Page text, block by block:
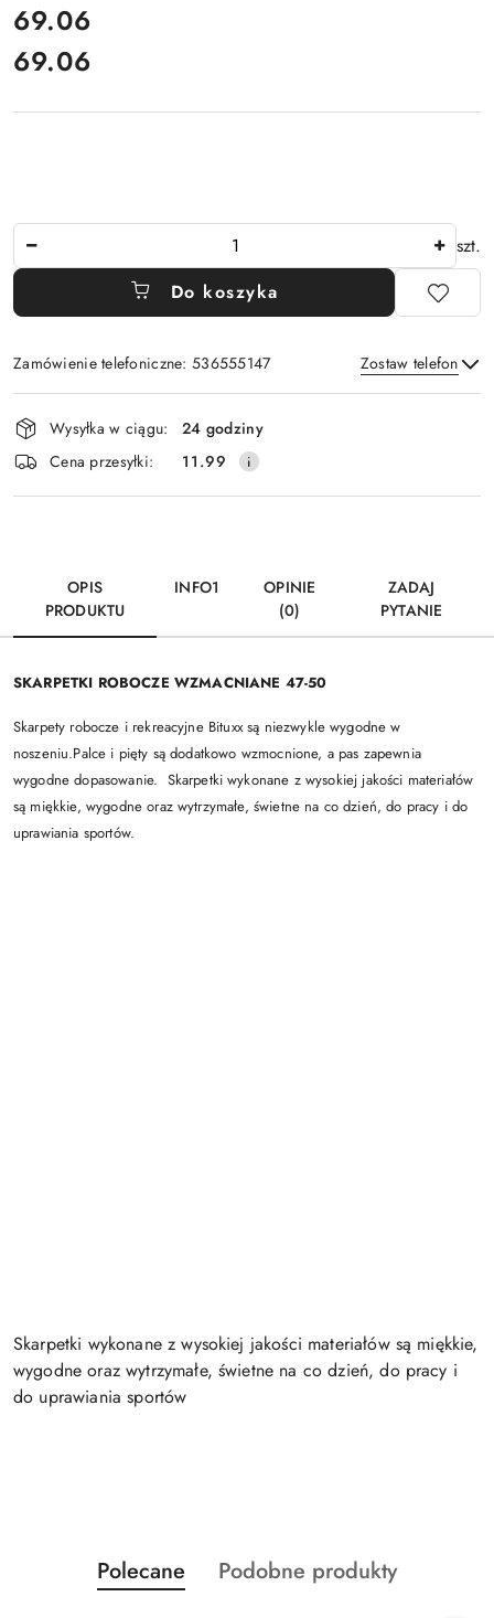
cena:
69.06
Cena:
69.06
szt.
Do koszyka
Zamówienie telefoniczne: 536555147 Zostaw telefon
Wyślij
Dostępność
i
dostawa
Wysyłka w ciągu:
24 godziny
Cena przesyłki:
11.99
OPIS
PRODUKTU
INFO1
OPINIE
(0)
ZADAJ
PYTANIE
SKARPETKI ROBOCZE WZMACNIANE 47-50
Skarpety robocze i rekreacyjne Bituxx są niezwykle wygodne w
noszeniu.Palce i pięty są dodatkowo wzmocnione, a pas zapewnia
wygodne dopasowanie. Skarpetki wykonane z wysokiej jakości materiałów
są miękkie, wygodne oraz wytrzymałe, świetne na co dzień, do pracy i do
uprawiania sportów.
Skarpetki wykonane z wysokiej jakości materiałów są miękkie,
wygodne oraz wytrzymałe, świetne na co dzień, do pracy i
do uprawiania sportów
Pomiń karuzelę produktów
Produkty
o
Polecane
Produkty
Podobne produkty